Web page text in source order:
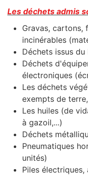
Les déchets admis
Gravas, cartons,
incinérables
Déchets issus du
Déchets
électroniques
Les déchets
exempts de
Les huiles (de
à gazoil,...)
Déchets
Pneumatiques
unités)
Piles